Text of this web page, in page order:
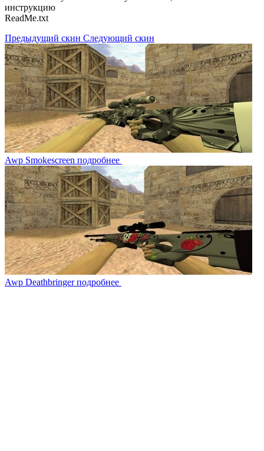
инструкцию
ReadMe.txt
Предыдущий скин Следующий скин
Awp Smokescreen подробнее
Awp Deathbringer подробнее